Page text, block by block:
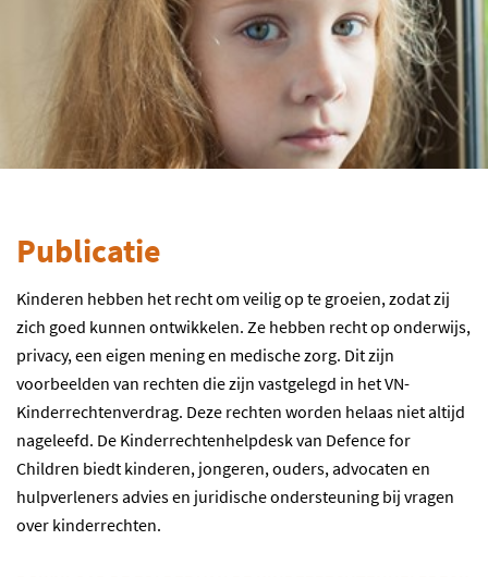
Publicatie
Kinderen hebben het recht om veilig op te groeien, zodat zij
zich goed kunnen ontwikkelen. Ze hebben recht op onderwijs,
privacy, een eigen mening en medische zorg. Dit zijn
voorbeelden van rechten die zijn vastgelegd in het VN-
Kinderrechtenverdrag. Deze rechten worden helaas niet altijd
nageleefd. De Kinderrechtenhelpdesk van Defence for
Children biedt kinderen, jongeren, ouders, advocaten en
hulpverleners advies en juridische ondersteuning bij vragen
over kinderrechten.